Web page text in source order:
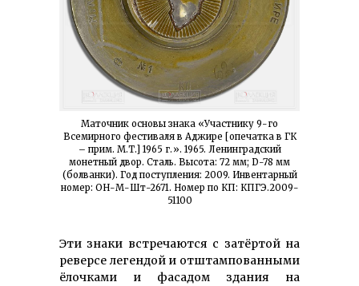
Маточник основы знака «Участнику 9-го
Всемирного фестиваля в Аджире [опечатка в ГК
– прим. М.Т.] 1965 г.». 1965. Ленинградский
монетный двор. Сталь. Высота: 72 мм; D-78 мм
(болванки). Год поступления: 2009. Инвентарный
номер: ОН-М-Шт-2671. Номер по КП: КПГЭ.2009-
51100
Эти знаки встречаются с затёртой на
реверсе легендой и отштампованными
ёлочками и фасадом здания на